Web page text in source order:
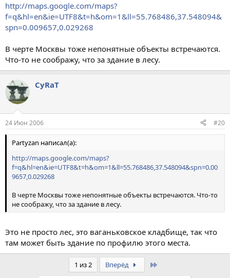
http://maps.google.com/maps?
f=q&hl=en&ie=UTF8&t=h&om=1&ll=55.768486,37.548094&
spn=0.009657,0.029268
В черте Москвы тоже непонятные объекты встречаются.
Что-то не соображу, что за здание в лесу.
CyRaT
24 Июн 2006 #20
Partyzan написал(а):
http://maps.google.com/maps?
f=q&hl=en&ie=UTF8&t=h&om=1&ll=55.768486,37.548094&spn=0.00
9657,0.029268
В черте Москвы тоже непонятные объекты встречаются. Что-то
не соображу, что за здание в лесу.
Это не просто лес, это ваганьковское кладбище, так что
там может быть здание по профилю этого места.
1 из 2 Вперёд